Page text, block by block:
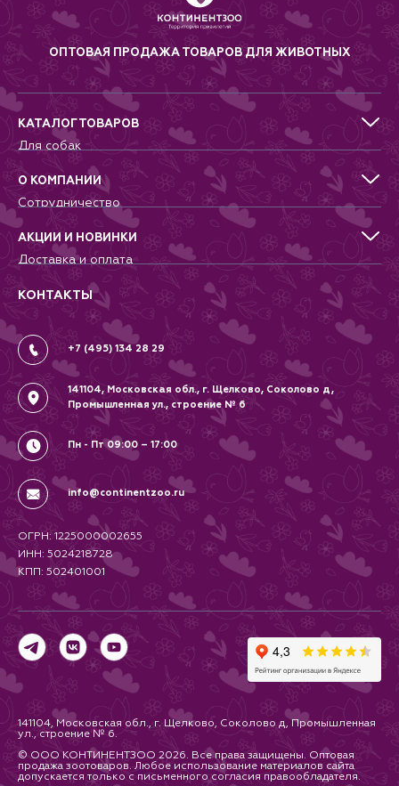
ОПТОВАЯ ПРОДАЖА ТОВАРОВ ДЛЯ ЖИВОТНЫХ
КАТАЛОГ ТОВАРОВ
Для собак
Для кошек
Для грызунов
Для птиц
Аквариумистика, пруд, море
Террариумистика
О КОМПАНИИ
Сотрудничество
Питомникам
Добрые дела
Новости
Контакты
Вопрос-Ответ
АКЦИИ И НОВИНКИ
Доставка и оплата
Гарантии и возврат
Вакансии
Политика
Соглашение
КОНТАКТЫ
+7 (495) 134 28 29
141104, Московская обл., г. Щелково, Соколово д,
Промышленная ул., строение № 6
Пн - Пт 09:00 – 17:00
info@continentzoo.ru
ОГРН: 1225000002655
ИНН: 5024218728
КПП: 502401001
141104, Московская обл., г. Щелково, Соколово д, Промышленная
ул., строение № 6.
© ООО КОНТИНЕНТЗОО 2026. Все права защищены. Оптовая
продажа зоотоваров. Любое использование материалов сайта
допускается только с письменного согласия правообладателя.